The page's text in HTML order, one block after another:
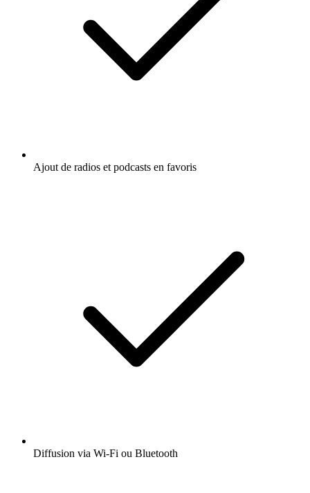
Ajout de radios et podcasts en favoris
Diffusion via Wi-Fi ou Bluetooth